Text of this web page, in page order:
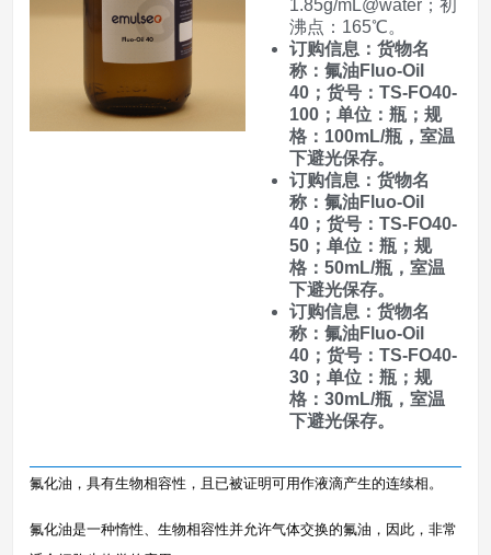
1.85g/mL@water；初
沸点：165℃。
订购信息：货物名
称：氟油Fluo-Oil
40；货号：TS-FO40-
100；单位：瓶；规
格：100mL/瓶，室温
下避光保存。
订购信息：货物名
称：氟油Fluo-Oil
40；货号：TS-FO40-
50；单位：瓶；规
格：50mL/瓶，室温
下避光保存。
订购信息：货物名
称：氟油Fluo-Oil
40；货号：TS-FO40-
30；单位：瓶；规
格：30mL/瓶，室温
下避光保存。
氟化油，具有生物相容性，且已被证明可用作液滴产生的连续相。
氟化油是一种惰性、生物相容性并允许气体交换的氟油，因此，非常